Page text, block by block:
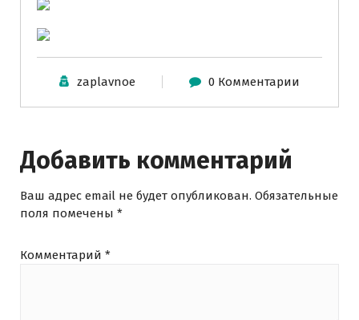
zaplavnoe 0 Комментарии
Добавить комментарий
Ваш адрес email не будет опубликован. Обязательные
поля помечены *
Комментарий *